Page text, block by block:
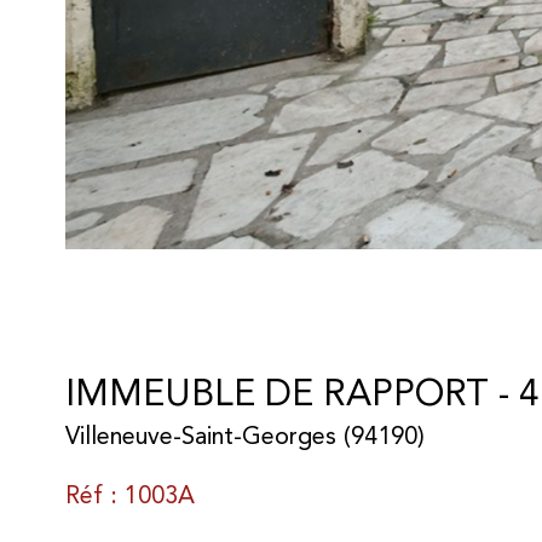
IMMEUBLE DE RAPPORT -
Villeneuve-Saint-Georges (94190)
Réf : 1003A